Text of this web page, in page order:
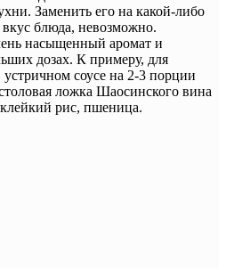
Заменить его на какой-либо
блюда, невозможно.
насыщенный аромат и
дозах. К примеру, для
соусе на 2-3 порции
ложка Шаосинского вина
клейкий рис, пшеница.